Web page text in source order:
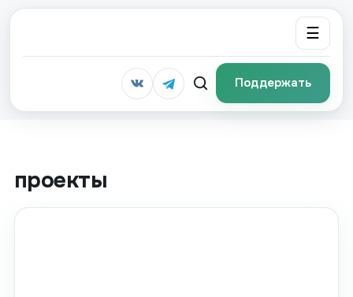
☰
Поддержать
проекты